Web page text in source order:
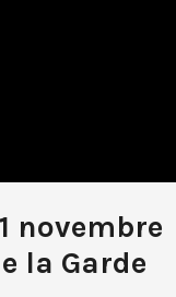
novembre
la Garde